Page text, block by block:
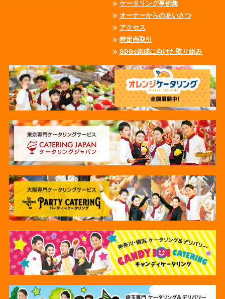
ケータリング事例集
オーナーからのあいさつ
アクセス
特定商取引
SDGs達成に向けた取り組み